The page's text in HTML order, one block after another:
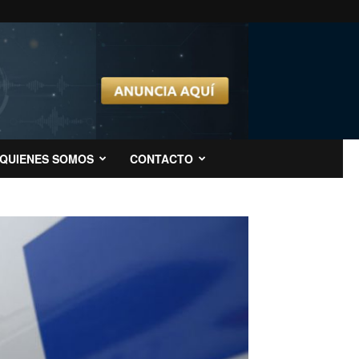
QUIENES SOMOS CONTACTO